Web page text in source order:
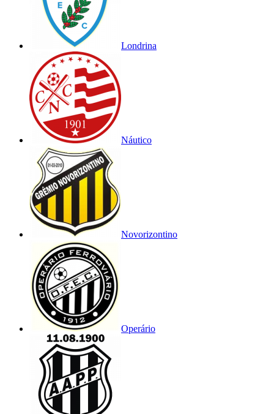
Londrina
Náutico
Novorizontino
Operário